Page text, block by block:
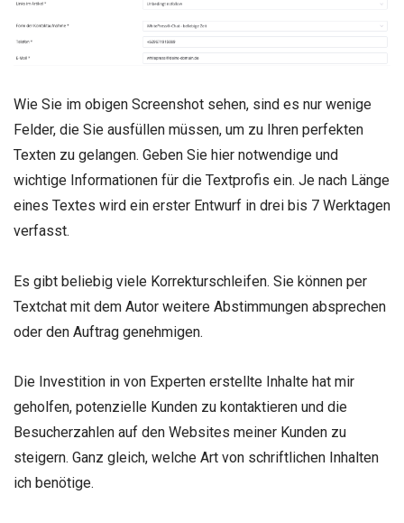
Wie Sie im obigen Screenshot sehen, sind es nur wenige
Felder, die Sie ausfüllen müssen, um zu Ihren perfekten
Texten zu gelangen. Geben Sie hier notwendige und
wichtige Informationen für die Textprofis ein. Je nach Länge
eines Textes wird ein erster Entwurf in drei bis 7 Werktagen
verfasst.
Es gibt beliebig viele Korrekturschleifen. Sie können per
Textchat mit dem Autor weitere Abstimmungen absprechen
oder den Auftrag genehmigen.
Die Investition in von Experten erstellte Inhalte hat mir
geholfen, potenzielle Kunden zu kontaktieren und die
Besucherzahlen auf den Websites meiner Kunden zu
steigern. Ganz gleich, welche Art von schriftlichen Inhalten
ich benötige.